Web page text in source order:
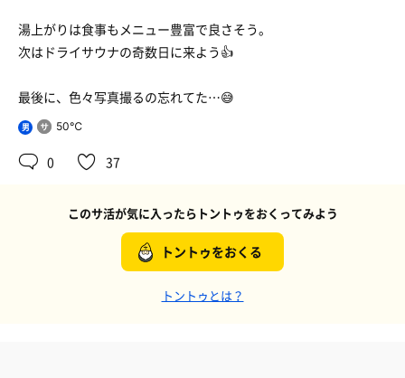
湯上がりは食事もメニュー豊富で良さそう。
次はドライサウナの奇数日に来よう👍
最後に、色々写真撮るの忘れてた…😅
男 50℃
0 37
このサ活が気に入ったらトントゥをおくってみよう
トントゥをおくる
トントゥとは？